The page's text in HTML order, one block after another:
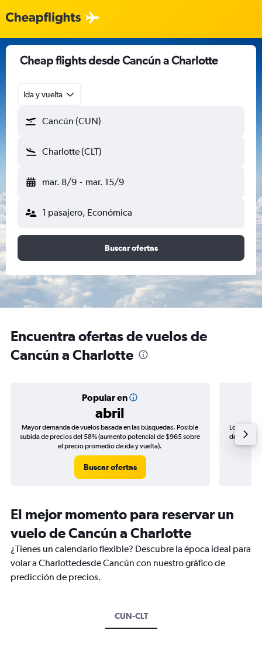
Cheap flights desde Cancún a Charlotte
Ida y vuelta
Cancún (CUN)
Charlotte (CLT)
mar. 8/9 - mar. 15/9
1 pasajero, Económica
Buscar ofertas
Encuentra ofertas de vuelos de
Cancún a Charlotte
Popular en
abril
Mayor demanda de vuelos basada en las búsquedas. Posible
subida de precios del 58% (aumento potencial de $965 sobre
el precio promedio de ida y vuelta).
Buscar ofertas
Los
de precios
El mejor momento para reservar un
vuelo de Cancún a Charlotte
¿Tienes un calendario flexible? Descubre la época ideal para
volar a Charlottedesde Cancún con nuestro gráfico de
predicción de precios.
CUN-CLT